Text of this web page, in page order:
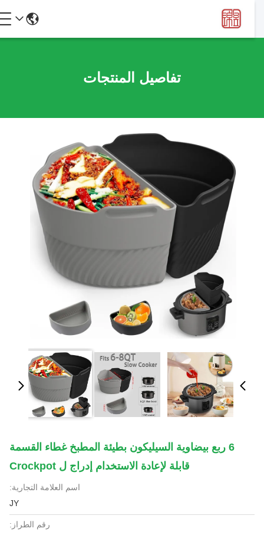
تفاصيل المنتجات
6 ربع بيضاوية السيليكون بطيئة المطبخ غطاء القسمة
قابلة لإعادة الاستخدام إدراج ل Crockpot
اسم العلامة التجارية:
JY
رقم الطراز: